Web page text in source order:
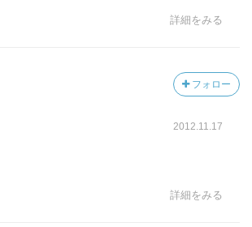
森を訪ねたら、森はとっくに削られてバ
たとのこと。それに対して、、、
たのだおうが、やはりさびしい思いを味
れていく。中央から抹殺された地方の歴
手がかりが隠されている。なのに地名を
詳細をみる
フォロー
2012.11.17
詳細をみる